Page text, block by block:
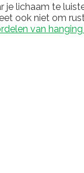
lichaam te
ook niet om
van hanging